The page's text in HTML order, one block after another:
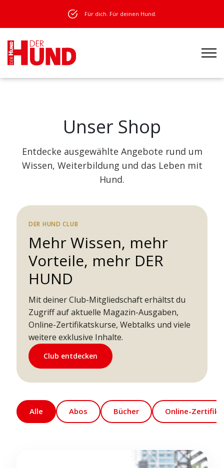
Für dich. Für deinen Hund.
Unser Shop
Entdecke ausgewählte Angebote rund um
Wissen, Weiterbildung und das Leben mit
Hund.
DER HUND CLUB
Mehr Wissen, mehr
Vorteile, mehr DER
HUND
Mit deiner Club-Mitgliedschaft erhältst du
Zugriff auf aktuelle Magazin-Ausgaben,
Online-Zertifikatskurse, Webtalks und viele
weitere exklusive Inhalte.
Club entdecken
Alle Abos Bücher Online-